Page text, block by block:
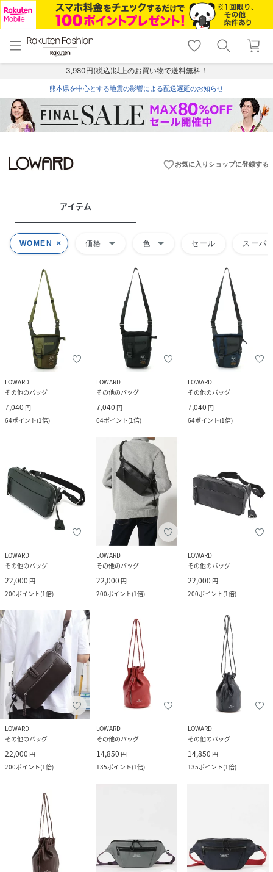
menu home
トップ
shopping_cart lock_outline
ログイン
3,980円(税込)以上のお買い物で送料無料！
熊本県を中心とする地震の影響による配送遅延のお知らせ
favorite_borderお気に入りショップに登録する
アイテム
WOMEN 価格 arrow_drop_down 色 arrow_drop_down セール スーパ
LOWARD
その他のバッグ
7,040 円
64ポイント(1倍)
LOWARD
その他のバッグ
7,040 円
64ポイント(1倍)
LOWARD
その他のバッグ
7,040 円
64ポイント(1倍)
LOWARD
その他のバッグ
22,000 円
200ポイント(1倍)
LOWARD
その他のバッグ
22,000 円
200ポイント(1倍)
LOWARD
その他のバッグ
22,000 円
200ポイント(1倍)
LOWARD
その他のバッグ
22,000 円
200ポイント(1倍)
LOWARD
その他のバッグ
14,850 円
135ポイント(1倍)
LOWARD
その他のバッグ
14,850 円
135ポイント(1倍)